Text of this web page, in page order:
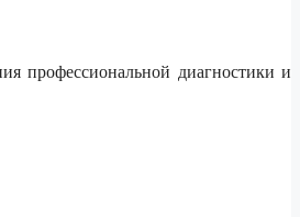
профессиональной диагностики и